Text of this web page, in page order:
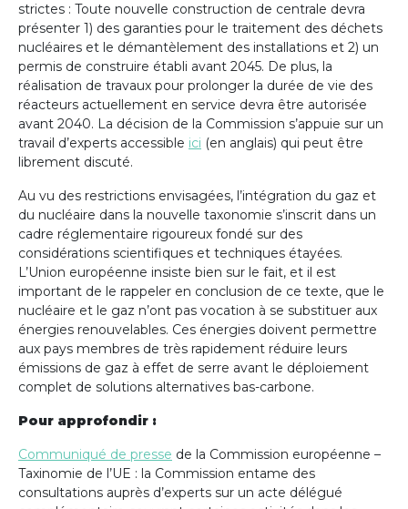
strictes : Toute nouvelle construction de centrale devra
présenter 1) des garanties pour le traitement des déchets
nucléaires et le démantèlement des installations et 2) un
permis de construire établi avant 2045. De plus, la
réalisation de travaux pour prolonger la durée de vie des
réacteurs actuellement en service devra être autorisée
avant 2040. La décision de la Commission s’appuie sur un
travail d’experts accessible ici (en anglais) qui peut être
librement discuté.
Au vu des restrictions envisagées, l’intégration du gaz et
du nucléaire dans la nouvelle taxonomie s’inscrit dans un
cadre réglementaire rigoureux fondé sur des
considérations scientifiques et techniques étayées.
L’Union européenne insiste bien sur le fait, et il est
important de le rappeler en conclusion de ce texte, que le
nucléaire et le gaz n’ont pas vocation à se substituer aux
énergies renouvelables. Ces énergies doivent permettre
aux pays membres de très rapidement réduire leurs
émissions de gaz à effet de serre avant le déploiement
complet de solutions alternatives bas-carbone.
Pour approfondir :
Communiqué de presse de la Commission européenne –
Taxinomie de l’UE : la Commission entame des
consultations auprès d’experts sur un acte délégué